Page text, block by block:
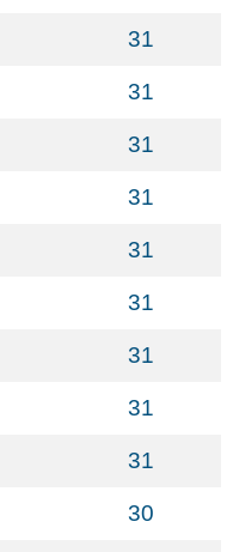
31
31
31
31
31
31
31
31
31
30